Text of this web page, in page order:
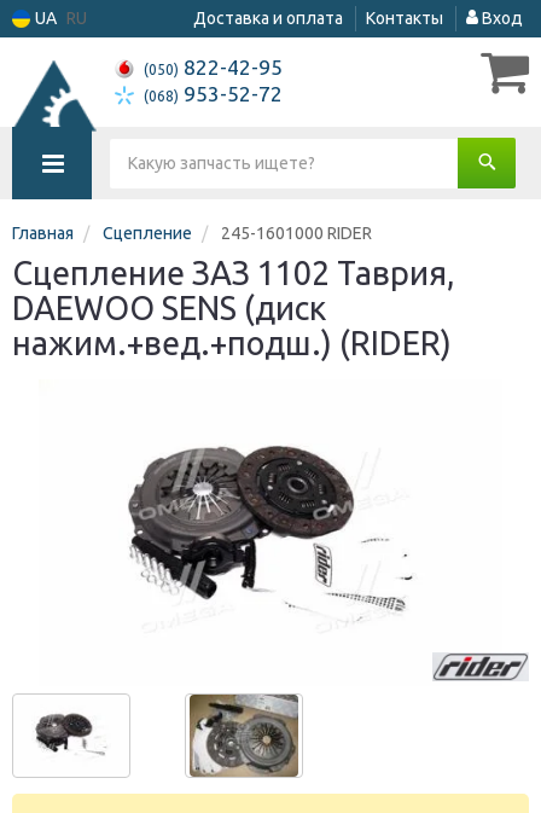
UA RU Доставка и оплата Контакты Вход
(050) 822-42-95
(068) 953-52-72
Главная Сцепление 245-1601000 RIDER
Сцепление ЗАЗ 1102 Таврия,
DAEWOO SENS (диск
нажим.+вед.+подш.) (RIDER)